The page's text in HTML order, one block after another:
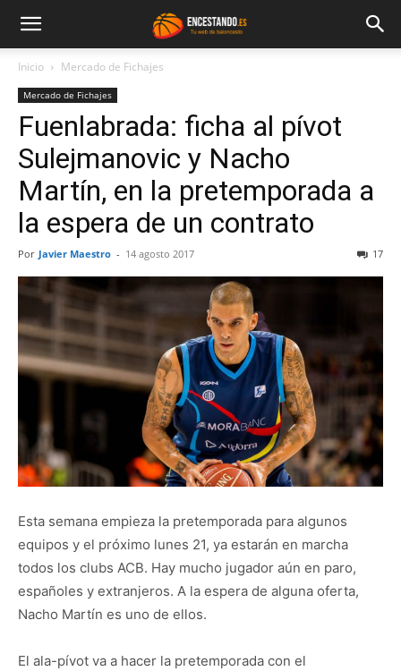
Inicio Mercado de Fichajes
Mercado de Fichajes
Fuenlabrada: ficha al pívot
Sulejmanovic y Nacho
Martín, en la pretemporada a
la espera de un contrato
Por Javier Maestro - 14 agosto 2017 17
Esta semana empieza la pretemporada para algunos
equipos y el próximo lunes 21, ya estarán en marcha
todos los clubs ACB. Hay mucho jugador aún en paro,
españoles y extranjeros. A la espera de alguna oferta,
Nacho Martín es uno de ellos.
El ala-pívot va a hacer la pretemporada con el